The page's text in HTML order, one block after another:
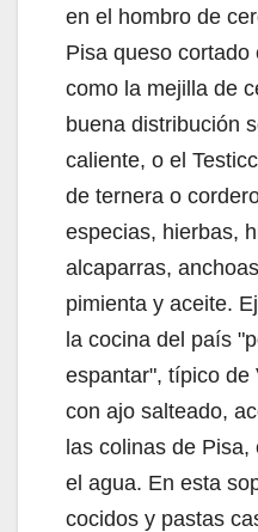
en el hombro de
Pisa queso
como la mejilla de
buena distribución
caliente, o el
de ternera o
especias, hierbas,
alcaparras,
pimienta y aceite.
la cocina del país
espantar", típico de
con ajo salteado,
las colinas de
el agua. En esta
cocidos y pastas